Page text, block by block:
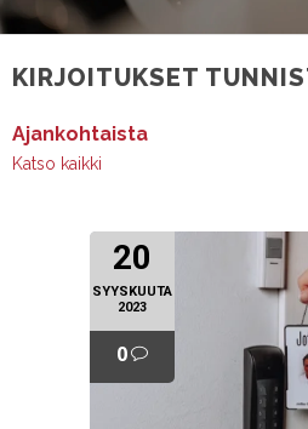
KIRJOITUKSET
Ajankohtaista
Katso kaikki
20
SYYSKUUTA
2023
0